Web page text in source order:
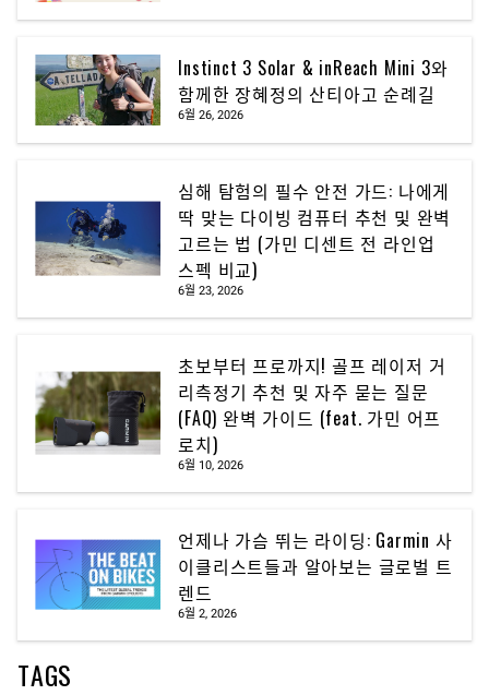
Instinct 3 Solar & inReach Mini 3와
함께한 장혜정의 산티아고 순례길
6월 26, 2026
심해 탐험의 필수 안전 가드: 나에게
딱 맞는 다이빙 컴퓨터 추천 및 완벽
고르는 법 (가민 디센트 전 라인업
스펙 비교)
6월 23, 2026
초보부터 프로까지! 골프 레이저 거
리측정기 추천 및 자주 묻는 질문
(FAQ) 완벽 가이드 (feat. 가민 어프
로치)
6월 10, 2026
언제나 가슴 뛰는 라이딩: Garmin 사
이클리스트들과 알아보는 글로벌 트
렌드
6월 2, 2026
TAGS